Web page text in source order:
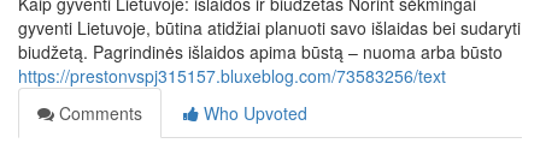
gyventi Lietuvoje, būtina atidžiai planuoti savo išlaidas bei sudaryti
biudžetą. Pagrindinės išlaidos apima būstą – nuoma arba būsto
https://prestonvspj315157.bluxeblog.com/73583256/text
Comments
Who Upvoted